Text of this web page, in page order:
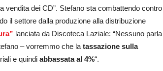
dei CD”. Stefano sta combattendo contro
il settore dalla produzione alla distribuzione
lanciata da Discoteca Laziale: “Nessuno parla
– vorremmo che la tassazione sulla
e quindi abbassata al 4%“.